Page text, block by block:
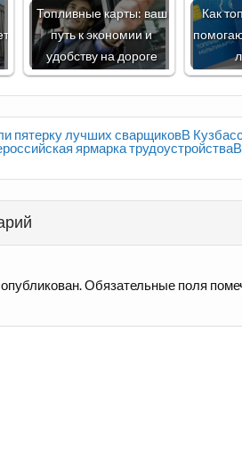
Топливные карты: ваш
путь к экономии и
удобству на дороге
Как
пятерку лучших сварщиковВ
ярмарка
Обязательные поля